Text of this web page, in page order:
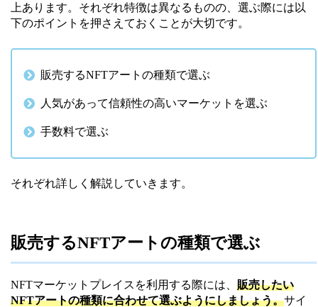
上あります。それぞれ特徴は異なるものの、選ぶ際には以
下のポイントを押さえておくことが大切です。
販売するNFTアートの種類で選ぶ
人気があって信頼性の高いマーケットを選ぶ
手数料で選ぶ
それぞれ詳しく解説していきます。
販売するNFTアートの種類で選ぶ
NFTマーケットプレイスを利用する際には、 販売したい
NFTアートの種類に合わせて選ぶようにしましょう。サイ